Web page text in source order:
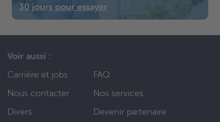
30 jours pour essayer
Voir aussi :
Carrière et jobs
FAQ
Nous contacter
Nos services
Divers
Devenir partenaire